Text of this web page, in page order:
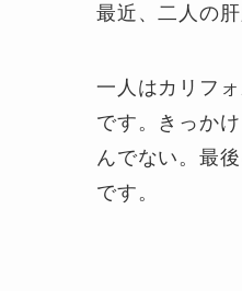
最近、二人の
一人はカリフ
です。きっか
んでない。最
です。